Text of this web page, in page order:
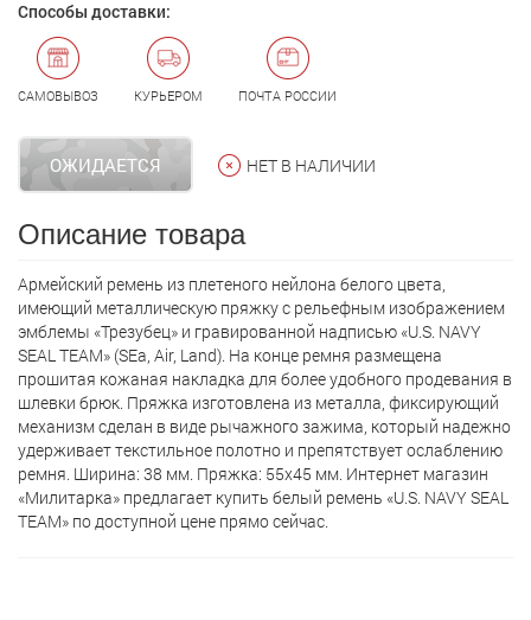
Способы доставки:
САМОВЫВОЗ КУРЬЕРОМ ПОЧТА РОССИИ
ОЖИДАЕТСЯ НЕТ В НАЛИЧИИ
Описание товара
Армейский ремень из плетеного нейлона белого цвета,
имеющий металлическую пряжку с рельефным изображением
эмблемы «Трезубец» и гравированной надписью «U.S. NAVY
SEAL TEAM» (SEa, Air, Land). На конце ремня размещена
прошитая кожаная накладка для более удобного продевания в
шлевки брюк. Пряжка изготовлена из металла, фиксирующий
механизм сделан в виде рычажного зажима, который надежно
удерживает текстильное полотно и препятствует ослаблению
ремня. Ширина: 38 мм. Пряжка: 55x45 мм. Интернет магазин
«Милитарка» предлагает кyпить белый ремень «U.S. NAVY SEAL
TEAM» по доступной цене прямо сейчас.